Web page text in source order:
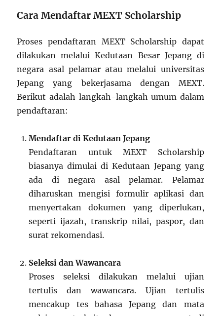
Cara Mendaftar MEXT Scholarship
Proses pendaftaran MEXT Scholarship dapat
dilakukan melalui Kedutaan Besar Jepang di
negara asal pelamar atau melalui universitas
Jepang yang bekerjasama dengan MEXT.
Berikut adalah langkah-langkah umum dalam
pendaftaran:
Mendaftar di Kedutaan Jepang
Pendaftaran untuk MEXT Scholarship
biasanya dimulai di Kedutaan Jepang yang
ada di negara asal pelamar. Pelamar
diharuskan mengisi formulir aplikasi dan
menyertakan dokumen yang diperlukan,
seperti ijazah, transkrip nilai, paspor, dan
surat rekomendasi.
Seleksi dan Wawancara
Proses seleksi dilakukan melalui ujian
tertulis dan wawancara. Ujian tertulis
mencakup tes bahasa Jepang dan mata